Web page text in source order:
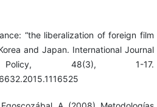
“the liberalization of foreign film
and Japan. International Journal
48(3), 1-17.